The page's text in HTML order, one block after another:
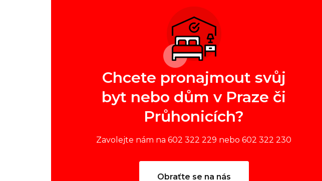
Chcete pronajmout svůj
byt nebo dům v Praze či
Průhonicích?
Zavolejte nám na 602 322 229 nebo 602 322 230
Obraťte se na nás